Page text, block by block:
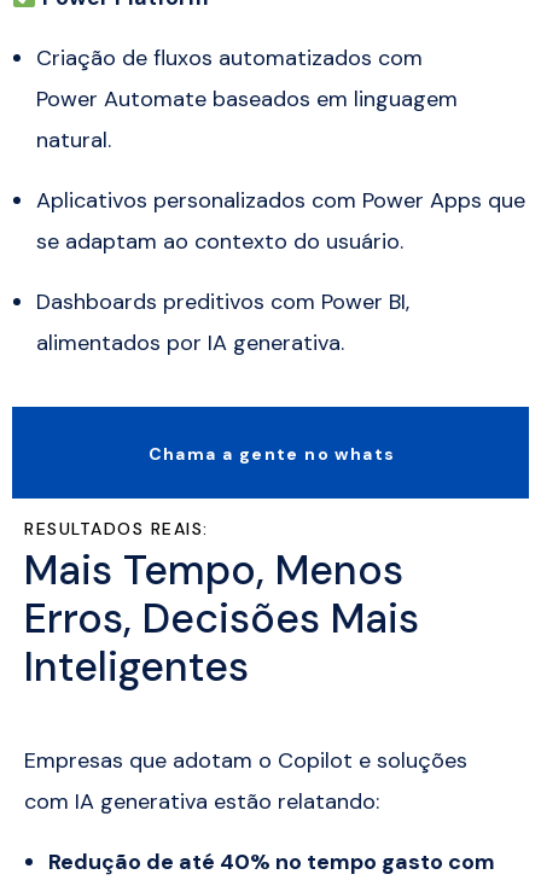
Criação de fluxos automatizados com
Power Automate baseados em linguagem
natural.
Aplicativos personalizados com Power Apps que
se adaptam ao contexto do usuário.
Dashboards preditivos com Power BI,
alimentados por IA generativa.
Chama a gente no whats
RESULTADOS REAIS:
Mais Tempo, Menos
Erros, Decisões Mais
Inteligentes
Empresas que adotam o Copilot e soluções
com IA generativa estão relatando:
Redução de até 40% no tempo gasto com